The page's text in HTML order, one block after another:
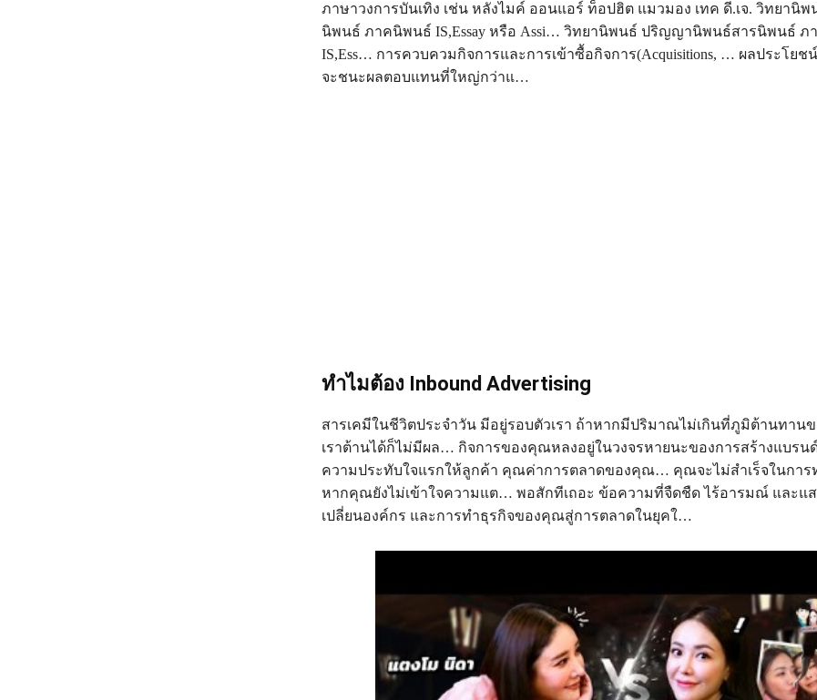
ภาษาวงการบันเทิง เช่น หลังไมค์ ออนแอร์ ท็อปฮิต แมวมอง เทค ดี.เจ. วิทยานิพ
นิพนธ์ ภาคนิพนธ์ IS,Essay หรือ Assi… วิทยานิพนธ์ ปริญญานิพนธ์สารนิพนธ์ ภ
IS,Ess… การควบควมกิจการและการเข้าซื้อกิจการ(Acquisitions, … ผลประโย
จะชนะผลตอบแทนที่ใหญ่กว่าแ…
ทำไมต้อง Inbound Advertising
สารเคมีในชีวิตประจำวัน มีอยู่รอบตัวเรา ถ้าหากมีปริมาณไม่เกินที่ภูมิต้านทานข
เราต้านได้ก็ไม่มีผล… กิจการของคุณหลงอยู่ในวงจรหายนะของการสร้างแบรน
ความประทับใจแรกให้ลูกค้า คุณค่าการตลาดของคุณ… คุณจะไม่สำเร็จในการ
หากคุณยังไม่เข้าใจความแต… พอสักทีเถอะ ข้อความที่จืดชืด ไร้อารมณ์ และแ
เปลี่ยนองค์กร และการทำธุรกิจของคุณสู่การตลาดในยุคใ…